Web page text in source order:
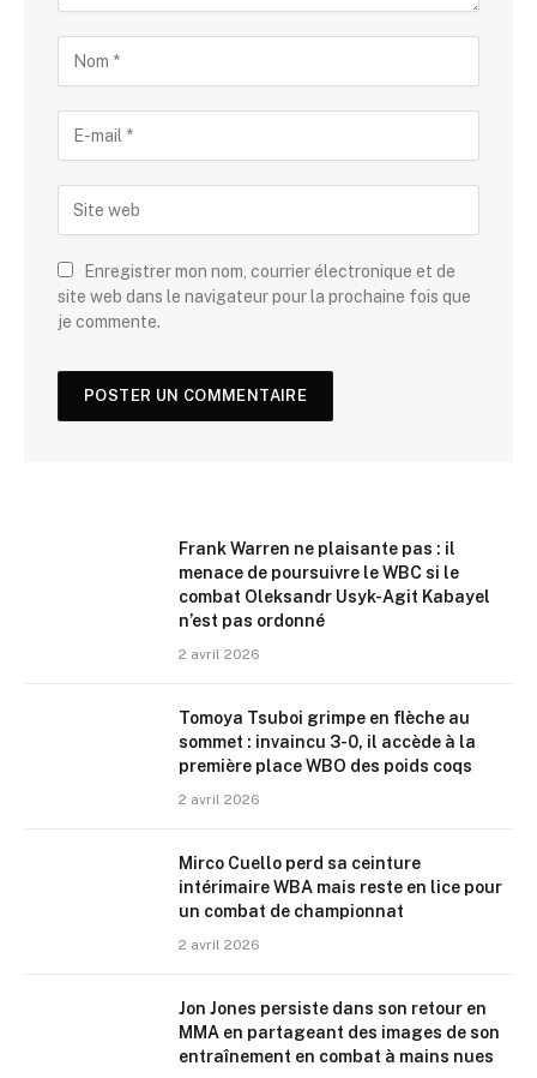
Enregistrer mon nom, courrier électronique et de
site web dans le navigateur pour la prochaine fois que
je commente.
Frank Warren ne plaisante pas : il
menace de poursuivre le WBC si le
combat Oleksandr Usyk-Agit Kabayel
n’est pas ordonné
2 avril 2026
Tomoya Tsuboi grimpe en flèche au
sommet : invaincu 3-0, il accède à la
première place WBO des poids coqs
2 avril 2026
Mirco Cuello perd sa ceinture
intérimaire WBA mais reste en lice pour
un combat de championnat
2 avril 2026
Jon Jones persiste dans son retour en
MMA en partageant des images de son
entraînement en combat à mains nues